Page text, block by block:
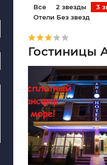
Все 2 звезды 3
Отели Без звезд
Гостиницы